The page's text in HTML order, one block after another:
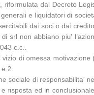
dal Decreto
e liquidatori di
dai soci o dai
srl non abbiano piu’
c.c..
di omessa
2.
sociale di
risposta ed in